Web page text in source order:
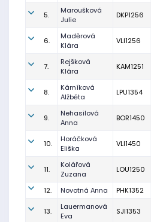
5.
Maroušková
Julie
DKP1256
6.
Maděrová
Klára
VLI1256
7.
Rejšková
Klára
KAM1251
8.
Kárníková
Alžběta
LPU1354
9.
Nehasilová
Anna
BOR1450
10.
Horáčková
Eliška
VLI1450
11.
Kolářová
Zuzana
LOU1250
12. Novotná Anna PHK1352
13.
Lauermanová
Eva
SJI1353